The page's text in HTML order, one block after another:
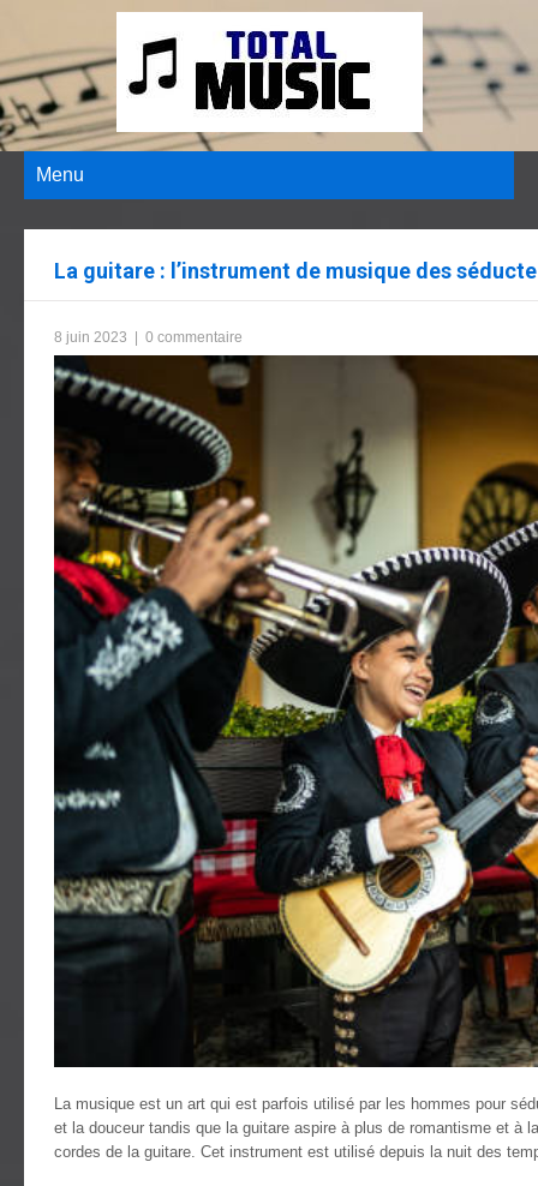
Menu
La guitare : l’instrument de musique des
8 juin 2023 0 commentaire
La musique est un art qui est parfois utilisé par les hommes pour
et la douceur tandis que la guitare aspire à plus de romantisme et
cordes de la guitare. Cet instrument est utilisé depuis la nuit des